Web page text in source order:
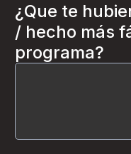
¿Que te
/ hecho más
programa?